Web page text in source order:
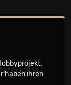
.
haben ihren